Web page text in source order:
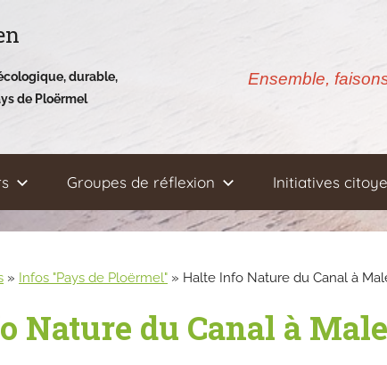
durable,
de Ploërmel
Ensemble,
Groupes de réflexion Initiatives
» Infos "Pays de Ploërmel" » Halte Info Nature du Canal à
Nature du Canal à